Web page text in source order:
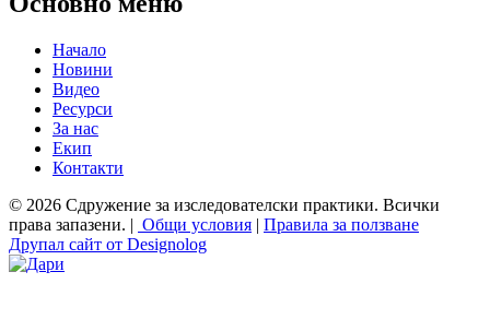
Начало
Новини
Видео
Ресурси
За нас
Екип
Контакти
© 2026 Сдружение за изследователски практики. Всички
права запазени. | Общи условия | Правила за ползване
Друпал сайт от Designolog